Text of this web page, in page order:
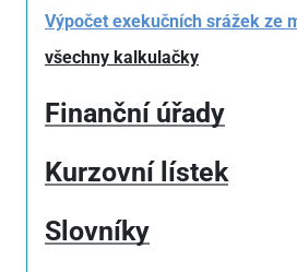
Výpočet exekučních srážek ze
všechny kalkulačky
Finanční úřady
Kurzovní lístek
Slovníky